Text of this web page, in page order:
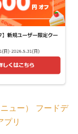
ュー） フードデ
プリ